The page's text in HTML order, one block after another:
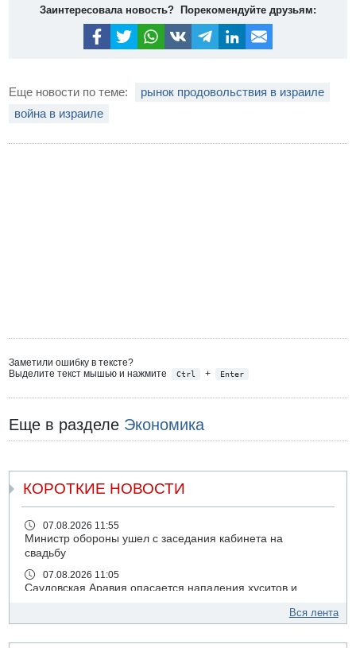
Заинтересовала новость? Порекомендуйте друзьям:
Еще новости по теме:
рынок продовольствия в израиле
война в израиле
Заметили ошибку в тексте?
Выделите текст мышью и нажмите
Ctrl + Enter
Еще в разделе Экономика
КОРОТКИЕ НОВОСТИ
07.08.2026 11:55
Министр обороны ушел с заседания кабинета на
свадьбу
07.08.2026 11:05
Саудовская Аравия опасается нападения хуситов и
07.08.2026 08:29
Вся лента